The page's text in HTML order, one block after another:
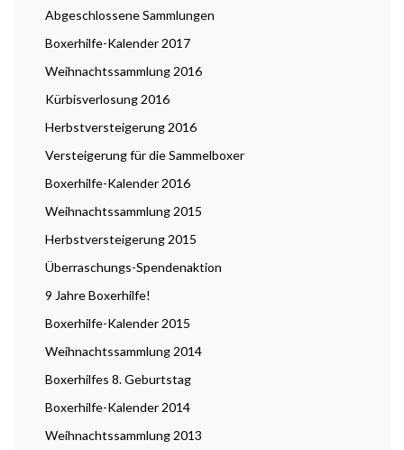
Abgeschlossene Sammlungen
Boxerhilfe-Kalender 2017
Weihnachtssammlung 2016
Kürbisverlosung 2016
Herbstversteigerung 2016
Versteigerung für die Sammelboxer
Boxerhilfe-Kalender 2016
Weihnachtssammlung 2015
Herbstversteigerung 2015
Überraschungs-Spendenaktion
9 Jahre Boxerhilfe!
Boxerhilfe-Kalender 2015
Weihnachtssammlung 2014
Boxerhilfes 8. Geburtstag
Boxerhilfe-Kalender 2014
Weihnachtssammlung 2013